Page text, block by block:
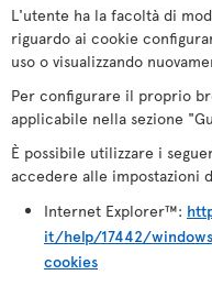
L'utente ha la facoltà di
riguardo ai cookie
uso o visualizzando
Per configurare il proprio
applicabile nella sezione
È possibile utilizzare i
accedere alle impostazioni
Internet Explorer™:
it/help/17442/
cookies